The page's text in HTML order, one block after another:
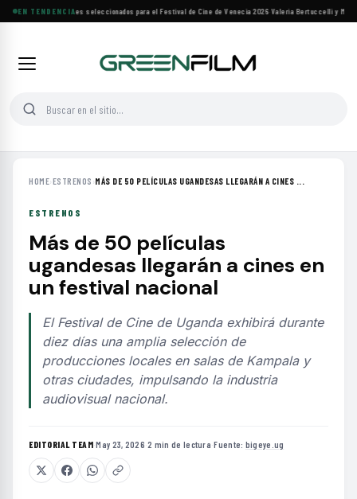
EN TENDENCIA
Siete filmes árabes seleccionados para el Festival de Cine de Venecia 2026·Valeria Bertuccelli y Martín
HOME›ESTRENOS ›MÁS DE 50 PELÍCULAS UGANDESAS LLEGARÁN A CINES ...
ESTRENOS
Más de 50 películas
ugandesas llegarán a cines en
un festival nacional
El Festival de Cine de Uganda exhibirá durante
diez días una amplia selección de
producciones locales en salas de Kampala y
otras ciudades, impulsando la industria
audiovisual nacional.
EDITORIAL TEAM·May 23, 2026·2 min de lectura·Fuente: bigeye.ug